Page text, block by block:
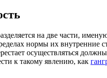
на две части,
нормы их внутренние
осуществляться
к такому явлению, как